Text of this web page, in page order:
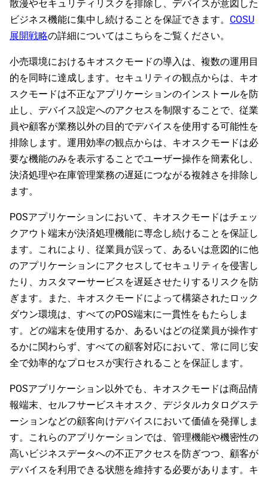
散漫やセキュリティリスクを排除し、デバイスが意図した
ビジネス機能に集中し続けることを保証できます。 COSU
展開戦略の詳細についてはこちらをご覧ください。
小売環境におけるキオスクモードの導入は、複数の運用目
的を同時に達成します。セキュリティの観点からは、キオ
スクモードは不正なアプリケーションのインストールを防
止し、デバイス設定へのアクセスを制限することで、従業
員や顧客が業務以外の目的でデバイスを使用する可能性を
排除します。運用効率の観点からは、キオスクモードは必
要な機能のみを表示することでユーザー操作を簡素化し、
決済処理や在庫管理業務の遅延につながる複雑さを排除し
ます。
POSアプリケーションにおいて、キオスクモードはチェッ
クアウト端末が決済処理機能に専念し続けることを保証し
ます。これにより、従業員が誤って、あるいは意図的に他
のアプリケーションにアクセスしてセキュリティを侵害し
たり、カスタマーサービスを遅延させたりするリスクを防
ぎます。また、キオスクモードによって構築されたロック
ダウン環境は、すべてのPOS端末に一貫性をもたらしま
す。どの端末を使用するか、あるいはどの従業員が操作す
るかに関わらず、すべての顧客対応において、常に同じ安
全で効率的なプロセスが実行されることを保証します。
POSアプリケーション以外でも、キオスクモードは商品情
報端末、セルフサービスキオスク、デジタルカタログステ
ーションなどの顧客向けデバイスにおいて価値を発揮しま
す。これらのアプリケーションでは、管理機能や機密性の
高いビジネスデータへの不正アクセスを防ぎつつ、顧客が
デバイスを利用できる状態を維持する必要があります。キ